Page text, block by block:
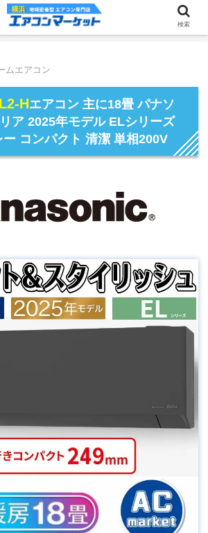
ムエアコン
Hエアコン 主に18畳 パナソ
ア 2025年モデル ELシリーズ
ー コンパクト 清潔 単相200V
検索